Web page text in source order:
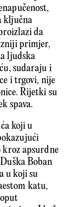
ključna
da
primjer,
ljudska
sudaraju i
i trgovi, nije
Rijetki su
spava.
koji u
kroz apsurdne
Boban
u koji su
katu,